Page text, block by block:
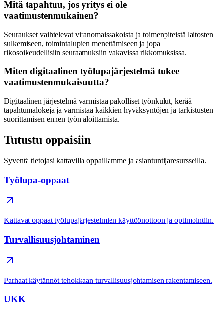
Mitä tapahtuu, jos yritys ei ole
vaatimustenmukainen?
Seuraukset vaihtelevat viranomaissakoista ja toimenpiteistä laitosten
sulkemiseen, toimintalupien menettämiseen ja jopa
rikosoikeudellisiin seuraamuksiin vakavissa rikkomuksissa.
Miten digitaalinen työlupajärjestelmä tukee
vaatimustenmukaisuutta?
Digitaalinen järjestelmä varmistaa pakolliset työnkulut, kerää
tapahtumalokeja ja varmistaa kaikkien hyväksyntöjen ja tarkistusten
suorittamisen ennen työn aloittamista.
Tutustu oppaisiin
Syventä tietojasi kattavilla oppaillamme ja asiantuntijaresursseilla.
Työlupa-oppaat
Kattavat oppaat työlupajärjestelmien käyttöönottoon ja optimointiin.
Turvallisuusjohtaminen
Parhaat käytännöt tehokkaan turvallisuusjohtamisen rakentamiseen.
UKK